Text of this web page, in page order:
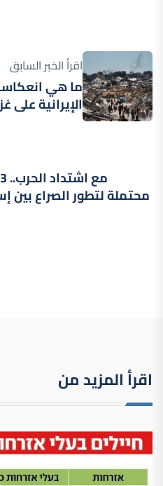
اقرأ الخبر السابق
ما هي
الإيرانية على
محتملة لتطور الصراع بين
اقرأ المزيد من